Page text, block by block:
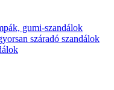
gumi-szandálok
száradó szandálok